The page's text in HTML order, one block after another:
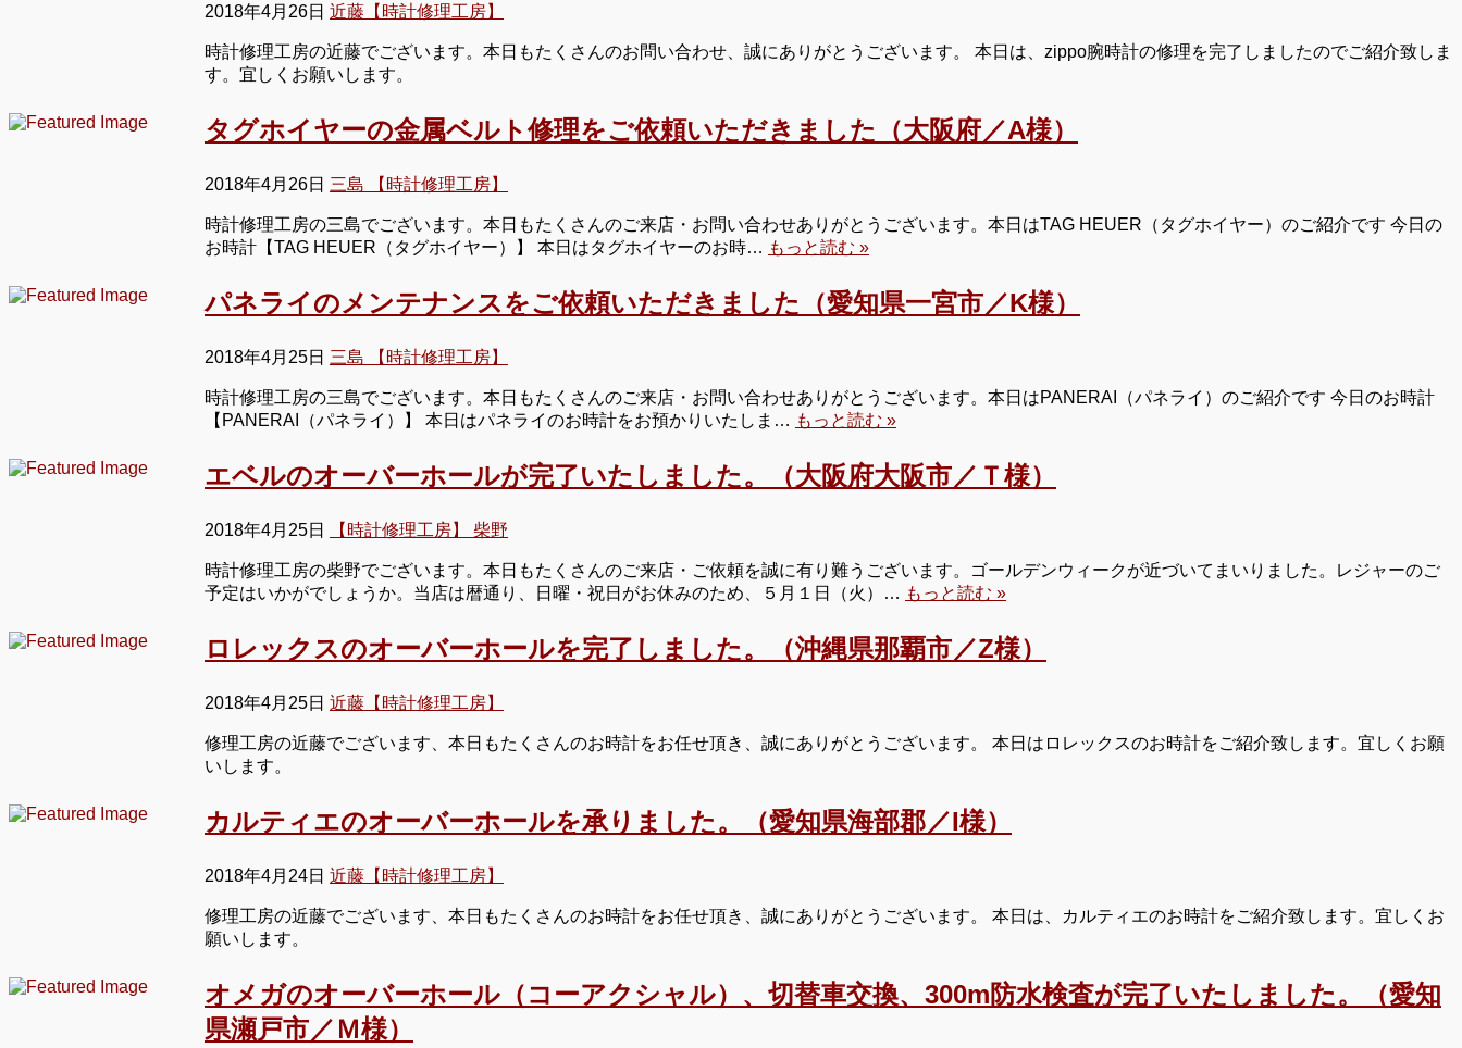
2018年4月26日 近藤【時計修理工房】
時計修理工房の近藤でございます。本日もたくさんのお問い合わせ、誠にありがとうございます。 本日は、zippo腕時計の修理を完了しましたのでご紹介致しま
す。宜しくお願いします。
タグホイヤーの金属ベルト修理をご依頼いただきました（大阪府／A様）
2018年4月26日 三島 【時計修理工房】
時計修理工房の三島でございます。本日もたくさんのご来店・お問い合わせありがとうございます。本日はTAG HEUER（タグホイヤー）のご紹介です 今日の
お時計【TAG HEUER（タグホイヤー）】 本日はタグホイヤーのお時… もっと読む »
パネライのメンテナンスをご依頼いただきました（愛知県一宮市／K様）
2018年4月25日 三島 【時計修理工房】
時計修理工房の三島でございます。本日もたくさんのご来店・お問い合わせありがとうございます。本日はPANERAI（パネライ）のご紹介です 今日のお時計
【PANERAI（パネライ）】 本日はパネライのお時計をお預かりいたしま… もっと読む »
エベルのオーバーホールが完了いたしました。（大阪府大阪市／Ｔ様）
2018年4月25日 【時計修理工房】 柴野
時計修理工房の柴野でございます。本日もたくさんのご来店・ご依頼を誠に有り難うございます。ゴールデンウィークが近づいてまいりました。レジャーのご
予定はいかがでしょうか。当店は暦通り、日曜・祝日がお休みのため、５月１日（火）… もっと読む »
ロレックスのオーバーホールを完了しました。（沖縄県那覇市／Z様）
2018年4月25日 近藤【時計修理工房】
修理工房の近藤でございます、本日もたくさんのお時計をお任せ頂き、誠にありがとうございます。 本日はロレックスのお時計をご紹介致します。宜しくお願
いします。
カルティエのオーバーホールを承りました。（愛知県海部郡／I様）
2018年4月24日 近藤【時計修理工房】
修理工房の近藤でございます、本日もたくさんのお時計をお任せ頂き、誠にありがとうございます。 本日は、カルティエのお時計をご紹介致します。宜しくお
願いします。
オメガのオーバーホール（コーアクシャル）、切替車交換、300m防水検査が完了いたしました。（愛知
県瀬戸市／Ｍ様）